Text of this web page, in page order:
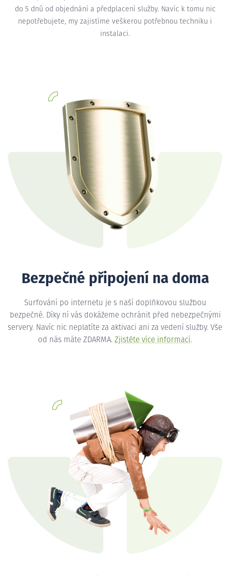
do 5 dnů od objednání a předplacení služby. Navíc k tomu nic
nepotřebujete, my zajistíme veškerou potřebnou techniku i
instalaci.
Bezpečné připojení na doma
Surfování po internetu je s naší doplňkovou službou
bezpečné. Díky ní vás dokážeme ochránit před nebezpečnými
servery. Navíc nic neplatíte za aktivaci ani za vedení služby. Vše
od nás máte ZDARMA. Zjistěte více informací.